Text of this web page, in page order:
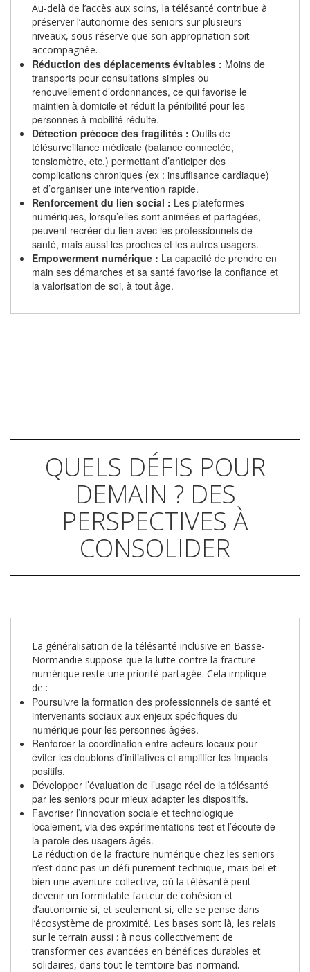
Au-delà de l’accès aux soins, la télésanté contribue à
préserver l’autonomie des seniors sur plusieurs
niveaux, sous réserve que son appropriation soit
accompagnée.
Réduction des déplacements évitables : Moins de
transports pour consultations simples ou
renouvellement d’ordonnances, ce qui favorise le
maintien à domicile et réduit la pénibilité pour les
personnes à mobilité réduite.
Détection précoce des fragilités : Outils de
télésurveillance médicale (balance connectée,
tensiomètre, etc.) permettant d’anticiper des
complications chroniques (ex : insuffisance cardiaque)
et d’organiser une intervention rapide.
Renforcement du lien social : Les plateformes
numériques, lorsqu’elles sont animées et partagées,
peuvent recréer du lien avec les professionnels de
santé, mais aussi les proches et les autres usagers.
Empowerment numérique : La capacité de prendre en
main ses démarches et sa santé favorise la confiance et
la valorisation de soi, à tout âge.
QUELS DÉFIS POUR
DEMAIN ? DES
PERSPECTIVES À
CONSOLIDER
La généralisation de la télésanté inclusive en Basse-
Normandie suppose que la lutte contre la fracture
numérique reste une priorité partagée. Cela implique
de :
Poursuivre la formation des professionnels de santé et
intervenants sociaux aux enjeux spécifiques du
numérique pour les personnes âgées.
Renforcer la coordination entre acteurs locaux pour
éviter les doublons d’initiatives et amplifier les impacts
positifs.
Développer l’évaluation de l’usage réel de la télésanté
par les seniors pour mieux adapter les dispositifs.
Favoriser l’innovation sociale et technologique
localement, via des expérimentations-test et l’écoute de
la parole des usagers âgés.
La réduction de la fracture numérique chez les seniors
n’est donc pas un défi purement technique, mais bel et
bien une aventure collective, où la télésanté peut
devenir un formidable facteur de cohésion et
d’autonomie si, et seulement si, elle se pense dans
l’écosystème de proximité. Les bases sont là, les relais
sur le terrain aussi : à nous collectivement de
transformer ces avancées en bénéfices durables et
solidaires, dans tout le territoire bas-normand.